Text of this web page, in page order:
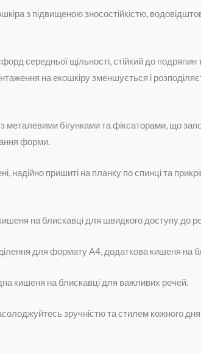
з підвищеною зносостійкістю,
середньої щільності, стійкий до подряпин
на екошкіру зменшується і
металевими бігунками та фіксаторами, що
форми.
надійно пришиті на планку по спинці та
на блискавці для швидкого доступу до
для формату А4, додаткова кишеня на
кишеня на блискавці для важливих речей.
зручністю та стилем кожного